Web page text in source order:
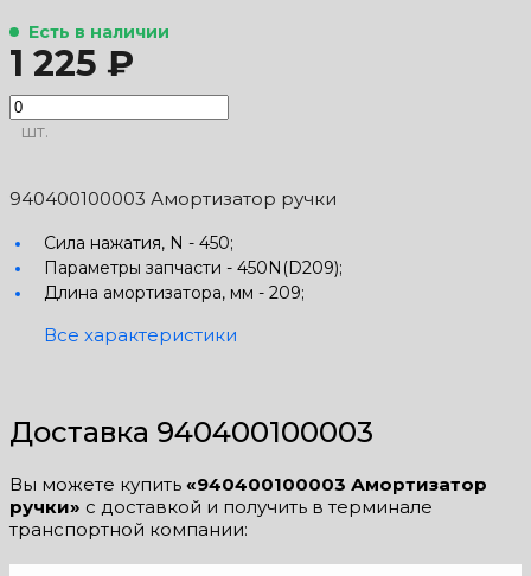
Есть в наличии
1 225 ₽
шт.
940400100003 Амортизатор ручки
Сила нажатия, N - 450;
Параметры запчасти - 450N(D209);
Длина амортизатора, мм - 209;
Все характеристики
Доставка 940400100003
Вы можете купить «940400100003 Амортизатор
ручки» с доставкой и получить в терминале
транспортной компании: